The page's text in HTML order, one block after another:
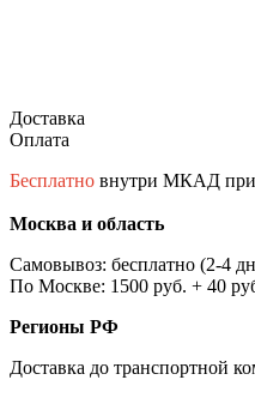
Доставка
Оплата
Бесплатно внутри МКАД при
Москва и область
Самовывоз: бесплатно (2-4
По Москве: 1500 руб. + 40
Регионы РФ
Доставка до транспортной